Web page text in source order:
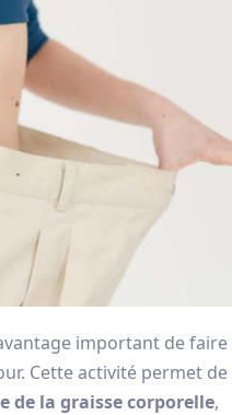
important de faire
Cette activité permet de
de la graisse corporelle,